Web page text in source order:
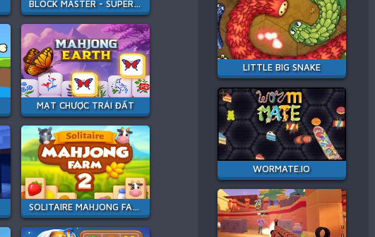
LITTLE BIG SNAKE
WORMATE.IO
BLOCK MASTER - SUPER PUZZLE
MẠT CHƯỢC TRÁI ĐẤT
SOLITAIRE MAHJONG FARM 2